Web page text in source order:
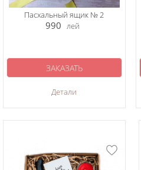
Пасхальный ящик № 2
990 лей
Детали
ЗАКАЗАТЬ